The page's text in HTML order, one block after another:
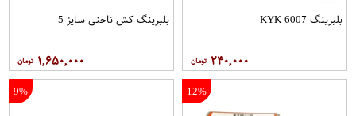
بلبرینگ 6007 KYK
۲۴۰,۰۰۰
بلبرینگ کش ناخنی سایز 5
۱,۶۵۰,۰۰۰
12%
9%